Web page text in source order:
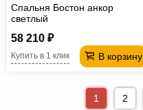
Спальня Бостон анкор
светлый
58 210 ₽
В корзину
Купить в 1 клик
1 2